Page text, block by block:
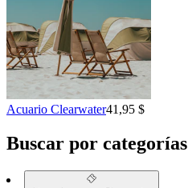
Acuario Clearwater41,95 $
Buscar por categorías